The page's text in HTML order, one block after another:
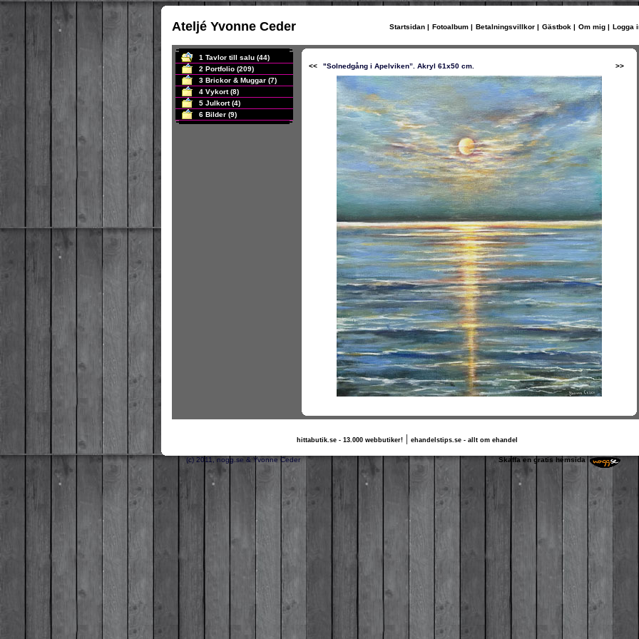
Ateljé Yvonne Ceder Startsidan | Fotoalbum | Betalningsvillkor | Gästbok | Om mig | Logga
1 Tavlor till salu(44)
2 Portfolio(209)
3 Brickor & Muggar(7)
4 Vykort(8)
5 Julkort(4)
6 Bilder(9)
<< "Solnedgång i Apelviken”. Akryl 61x50 cm. >>
hittabutik.se - 13.000 webbutiker!| ehandelstips.se - allt om ehandel
(c) 2011, nogg.se & Yvonne Ceder Skaffa en gratis hemsida